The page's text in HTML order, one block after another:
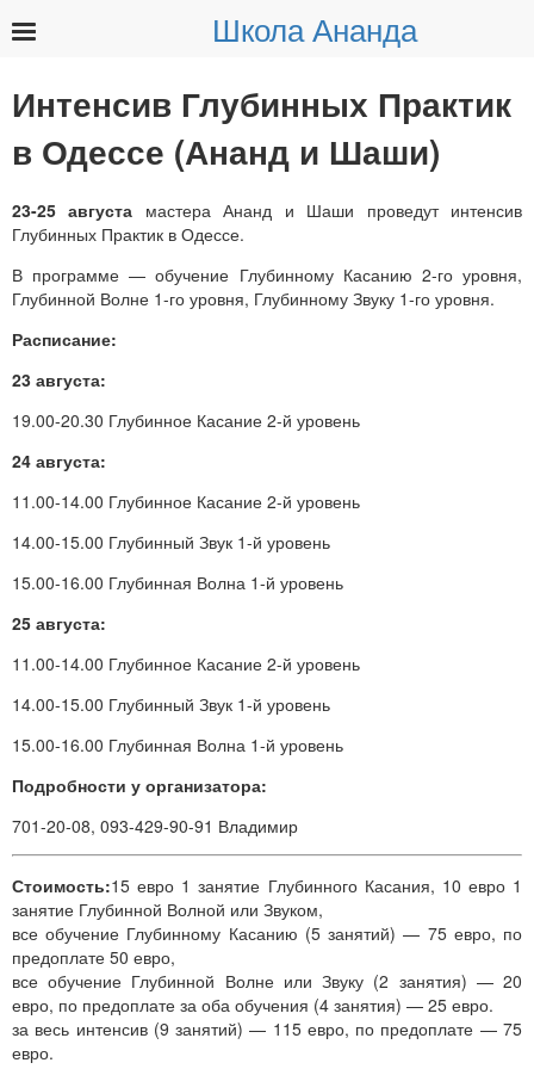
Школа Ананда
Интенсив Глубинных Практик
в Одессе (Ананд и Шаши)
23-25 августа мастера Ананд и Шаши проведут интенсив
Глубинных Практик в Одессе.
В программе — обучение Глубинному Касанию 2-го уровня,
Глубинной Волне 1-го уровня, Глубинному Звуку 1-го уровня.
Расписание:
23 августа:
19.00-20.30 Глубинное Касание 2-й уровень
24 августа:
11.00-14.00 Глубинное Касание 2-й уровень
14.00-15.00 Глубинный Звук 1-й уровень
15.00-16.00 Глубинная Волна 1-й уровень
25 августа:
11.00-14.00 Глубинное Касание 2-й уровень
14.00-15.00 Глубинный Звук 1-й уровень
15.00-16.00 Глубинная Волна 1-й уровень
Подробности у организатора:
701-20-08, 093-429-90-91 Владимир
Стоимость:15 евро 1 занятие Глубинного Касания, 10 евро 1
занятие Глубинной Волной или Звуком,
все обучение Глубинному Касанию (5 занятий) — 75 евро, по
предоплате 50 евро,
все обучение Глубинной Волне или Звуку (2 занятия) — 20
евро, по предоплате за оба обучения (4 занятия) — 25 евро.
за весь интенсив (9 занятий) — 115 евро, по предоплате — 75
евро.